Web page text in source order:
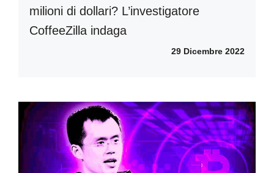
milioni di dollari? L’investigatore
CoffeeZilla indaga
29 Dicembre 2022